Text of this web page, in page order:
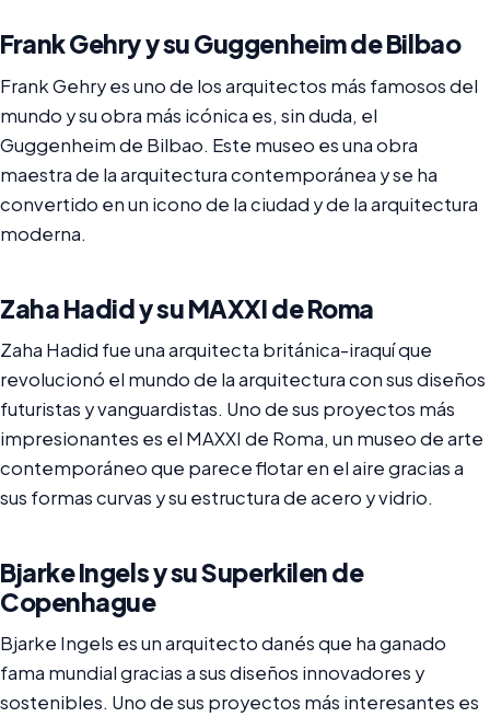
Frank Gehry y su Guggenheim de Bilbao
Frank Gehry es uno de los arquitectos más famosos del
mundo y su obra más icónica es, sin duda, el
Guggenheim de Bilbao. Este museo es una obra
maestra de la arquitectura contemporánea y se ha
convertido en un icono de la ciudad y de la arquitectura
moderna.
Zaha Hadid y su MAXXI de Roma
Zaha Hadid fue una arquitecta británica-iraquí que
revolucionó el mundo de la arquitectura con sus diseños
futuristas y vanguardistas. Uno de sus proyectos más
impresionantes es el MAXXI de Roma, un museo de arte
contemporáneo que parece flotar en el aire gracias a
sus formas curvas y su estructura de acero y vidrio.
Bjarke Ingels y su Superkilen de
Copenhague
Bjarke Ingels es un arquitecto danés que ha ganado
fama mundial gracias a sus diseños innovadores y
sostenibles. Uno de sus proyectos más interesantes es